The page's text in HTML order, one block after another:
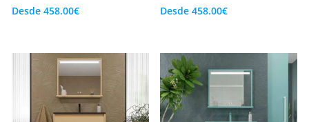
Desde 458.00€ Desde458.00€